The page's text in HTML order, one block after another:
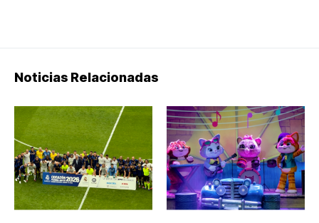
Noticias Relacionadas